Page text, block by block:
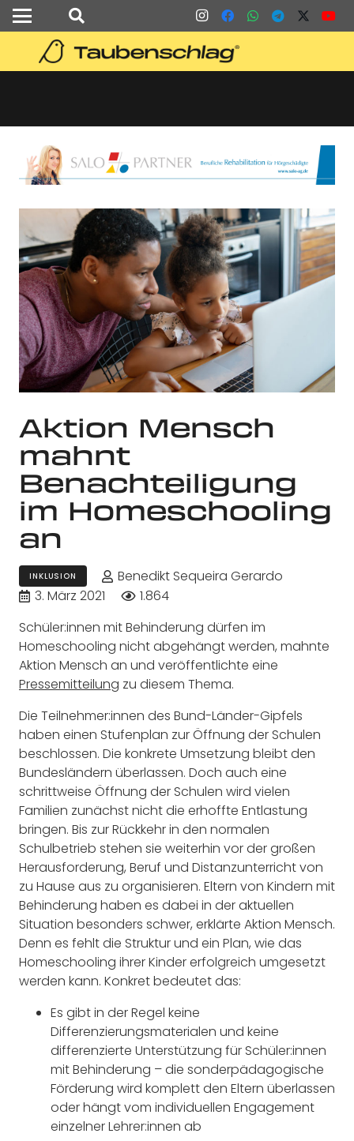
Aktion Mensch
mahnt
Benachteiligung
im Homeschooling
an
INKLUSION
Benedikt Sequeira Gerardo
3. März 2021
1.864
Schüler:innen mit Behinderung dürfen im
Homeschooling nicht abgehängt werden, mahnte
Aktion Mensch an und veröffentlichte eine
Pressemitteilung zu diesem Thema.
Die Teilnehmer:innen des Bund-Länder-Gipfels
haben einen Stufenplan zur Öffnung der Schulen
beschlossen. Die konkrete Umsetzung bleibt den
Bundesländern überlassen. Doch auch eine
schrittweise Öffnung der Schulen wird vielen
Familien zunächst nicht die erhoffte Entlastung
bringen. Bis zur Rückkehr in den normalen
Schulbetrieb stehen sie weiterhin vor der großen
Herausforderung, Beruf und Distanzunterricht von
zu Hause aus zu organisieren. Eltern von Kindern mit
Behinderung haben es dabei in der aktuellen
Situation besonders schwer, erklärte Aktion Mensch.
Denn es fehlt die Struktur und ein Plan, wie das
Homeschooling ihrer Kinder erfolgreich umgesetzt
werden kann. Konkret bedeutet das:
Es gibt in der Regel keine
Differenzierungsmaterialen und keine
differenzierte Unterstützung für Schüler:innen
mit Behinderung – die sonderpädagogische
Förderung wird komplett den Eltern überlassen
oder hängt vom individuellen Engagement
einzelner Lehrer:innen ab